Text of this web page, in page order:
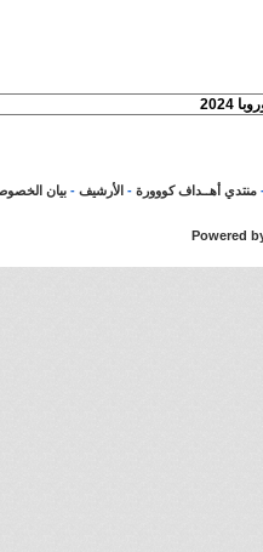
منتدي أهــداف كووورة - الأرشيف - بيان
Powered